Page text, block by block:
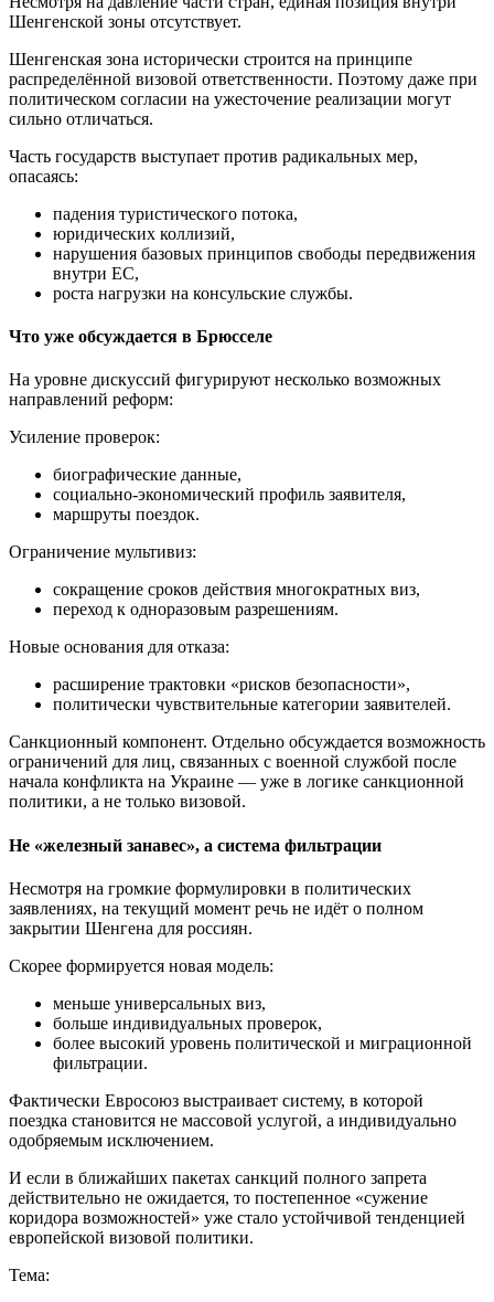
Шенгенской зоны отсутствует.
Шенгенская зона исторически строится на принципе
распределённой визовой ответственности. Поэтому даже при
политическом согласии на ужесточение реализации могут
сильно отличаться.
Часть государств выступает против радикальных мер,
опасаясь:
падения туристического потока,
юридических коллизий,
нарушения базовых принципов свободы передвижения
внутри ЕС,
роста нагрузки на консульские службы.
Что уже обсуждается в Брюсселе
На уровне дискуссий фигурируют несколько возможных
направлений реформ:
Усиление проверок:
биографические данные,
социально-экономический профиль заявителя,
маршруты поездок.
Ограничение мультивиз:
сокращение сроков действия многократных виз,
переход к одноразовым разрешениям.
Новые основания для отказа:
расширение трактовки «рисков безопасности»,
политически чувствительные категории заявителей.
Санкционный компонент. Отдельно обсуждается возможность
ограничений для лиц, связанных с военной службой после
начала конфликта на Украине — уже в логике санкционной
политики, а не только визовой.
Не «железный занавес», а система фильтрации
Несмотря на громкие формулировки в политических
заявлениях, на текущий момент речь не идёт о полном
закрытии Шенгена для россиян.
Скорее формируется новая модель:
меньше универсальных виз,
больше индивидуальных проверок,
более высокий уровень политической и миграционной
фильтрации.
Фактически Евросоюз выстраивает систему, в которой
поездка становится не массовой услугой, а индивидуально
одобряемым исключением.
И если в ближайших пакетах санкций полного запрета
действительно не ожидается, то постепенное «сужение
коридора возможностей» уже стало устойчивой тенденцией
европейской визовой политики.
Тема: